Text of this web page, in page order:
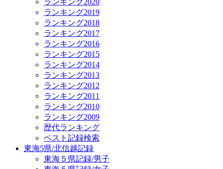
ランキング2019
ランキング2018
ランキング2017
ランキング2016
ランキング2015
ランキング2014
ランキング2013
ランキング2012
ランキング2011
ランキング2010
ランキング2009
歴代ランキング
ベスト記録検索
東海5県/北信越記録
東海５県記録/男子